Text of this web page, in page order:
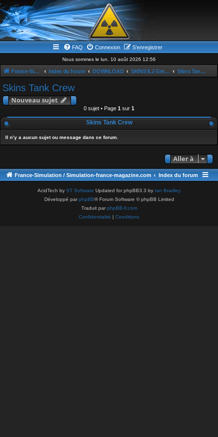
FAQ Connexion S’enregistrer
Nous sommes le lun. 10 août 2026 12:56
France-Simulation / Simulation-france-magazine.com Index du forum DOWNLOAD SKINS IL2 Great Baattle Skins Tank Crew
Skins Tank Crew
Nouveau sujet
0 sujet • Page 1 sur 1
Skins Tank Crew
Il n’y a aucun sujet ou message dans ce forum.
Aller à
France-Simulation / Simulation-france-magazine.com Index du forum
AcidTech by ST Software Updated for phpBB3.3 by Ian Bradley
Développé parphpBB® Forum Software © phpBB Limited
Traduit parphpBB-fr.com
Confidentialité | Conditions